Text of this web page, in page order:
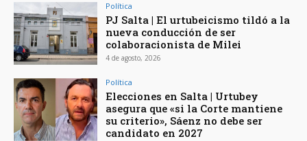
Política
PJ Salta | El urtubeicismo tildó a la
nueva conducción de ser
colaboracionista de Milei
4 de agosto, 2026
Política
Elecciones en Salta | Urtubey
asegura que «si la Corte mantiene
su criterio», Sáenz no debe ser
candidato en 2027